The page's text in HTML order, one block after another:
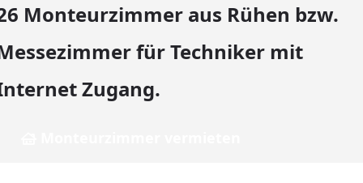
Monteurzimmer aus Rühen bzw.
für Techniker mit
Zugang.